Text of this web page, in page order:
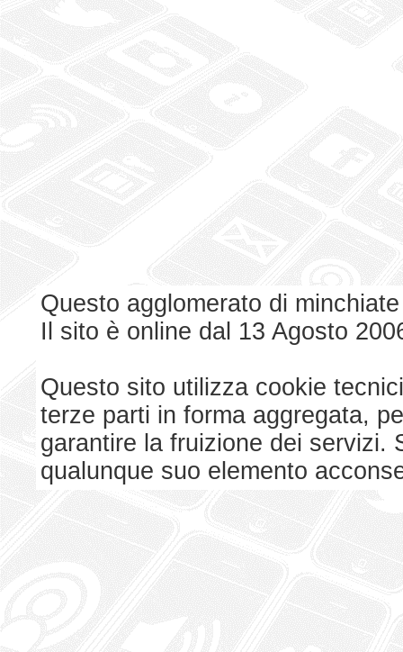
Questo agglomerato di
Il sito è online dal 13 Agosto
Questo sito utilizza cookie
terze parti in forma aggregata,
garantire la fruizione dei servizi.
qualunque suo elemento